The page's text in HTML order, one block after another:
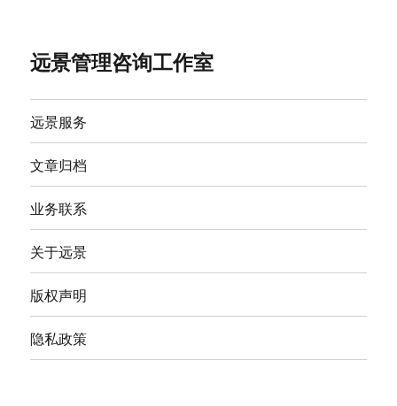
远景管理咨询工作室
远景服务
文章归档
业务联系
关于远景
版权声明
隐私政策